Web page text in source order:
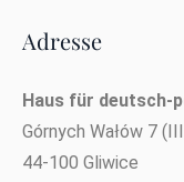
Adresse
Haus für deutsch-
Górnych Wałów 7
44-100 Gliwice